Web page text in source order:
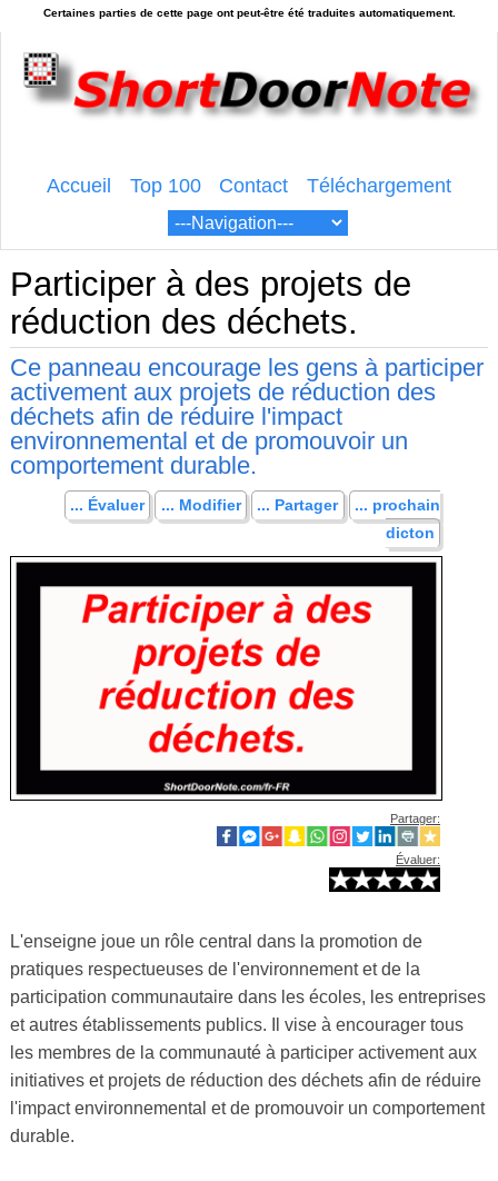
Accueil Top 100 Contact Téléchargement
Participer à des projets de
réduction des déchets.
Ce panneau encourage les gens à participer
activement aux projets de réduction des
déchets afin de réduire l'impact
environnemental et de promouvoir un
comportement durable.
... Évaluer ... Modifier ... Partager
... prochain
dicton
Partager:
Évaluer:
L'enseigne joue un rôle central dans la promotion de
pratiques respectueuses de l'environnement et de la
participation communautaire dans les écoles, les entreprises
et autres établissements publics. Il vise à encourager tous
les membres de la communauté à participer activement aux
initiatives et projets de réduction des déchets afin de réduire
l'impact environnemental et de promouvoir un comportement
durable.